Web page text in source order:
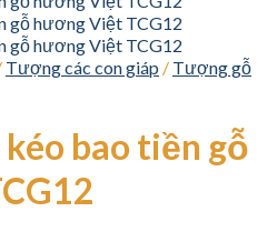
Tượng các con giáp / Tượng gỗ
bao tiền gỗ